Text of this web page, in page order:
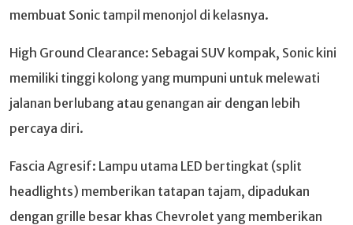
membuat Sonic tampil menonjol di kelasnya.
High Ground Clearance: Sebagai SUV kompak, Sonic kini
memiliki tinggi kolong yang mumpuni untuk melewati
jalanan berlubang atau genangan air dengan lebih
percaya diri.
Fascia Agresif: Lampu utama LED bertingkat (split
headlights) memberikan tatapan tajam, dipadukan
dengan grille besar khas Chevrolet yang memberikan